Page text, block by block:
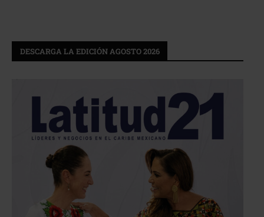
DESCARGA LA EDICIÓN AGOSTO 2026